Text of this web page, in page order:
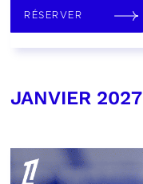
RÉSERVER
JANVIER 2027